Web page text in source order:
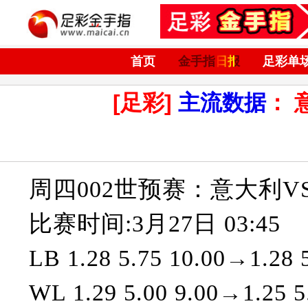
首页 金手指日报 足彩单
[足彩] 主流数据：
周四002世预赛：意大利
比赛时间:3月27日 03:45
LB 1.28 5.75 10.00→1.28
WL 1.29 5.00 9.00→1.25